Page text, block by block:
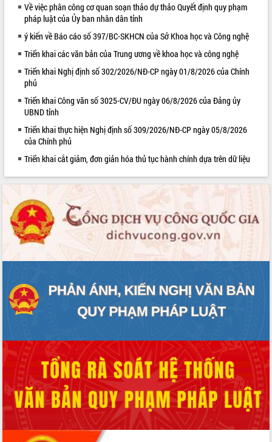
2026
Khám bệnh, cấp phát thuốc miễn phí
và tặng quà người dân xã Cư Pui
Hội nghị UBND tỉnh Đắk Lắk thường kỳ
tháng 7/2026
Lễ truy tặng danh hiệu “Bà Mẹ Việt
Lao động
vụ 6 tháng cuối năm 2026
Kỳ họp thứ Hai, Hội đồng nhân dân
tỉnh khóa XI quyết nghị nhiều nội dung
Bí thư Tỉnh ủy Lương Nguyễn Minh
Triết thăm, tặng quà người có công với
cách mạng
Rà soát, hoàn thiện hệ thống thiết chế
văn hóa, thể thao đáp ứng yêu cầu
phát triển mới
Minh
Lễ truy điệu và an táng hài cốt liệt sĩ
tại Nghĩa trang Liệt sĩ xã Sơn Hòa
xuất khẩu sầu riêng và triển khai quy
định EUDR
Thứ trưởng Bộ Nông nghiệp và Môi
trường Nguyễn Hoàng Hiệp khảo sát
vùng trồng và doanh nghiệp đóng gói
sầu riêng tại Đắk Lắk
Trình diễn nghệ thuật chế biến các
món ăn từ sầu riêng
ALBUM ẢNH
LIÊN KẾT WEB
Về việc phân công cơ quan soạn thảo dự thảo Quyết định quy phạm
pháp luật của Ủy ban nhân dân tỉnh
ý kiến về Báo cáo số 397/BC-SKHCN của Sở Khoa học và Công nghệ
Triển khai các văn bản của Trung ương về khoa học và công nghệ
Triển khai Nghị định số 302/2026/NĐ-CP ngày 01/8/2026 của Chính
phủ
Triển khai Công văn số 3025-CV/ĐU ngày 06/8/2026 của Đảng ủy
UBND tỉnh
Triển khai thực hiện Nghị định số 309/2026/NĐ-CP ngày 05/8/2026
của Chính phủ
Triển khai cắt giảm, đơn giản hóa thủ tục hành chính dựa trên dữ liệu